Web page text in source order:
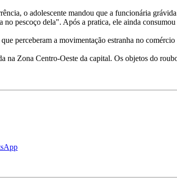
o adolescente mandou que a funcionária
pescoço dela". Após a pratica, ele ainda
perceberam a movimentação estranha no
na Zona Centro-Oeste da capital. Os objetos do